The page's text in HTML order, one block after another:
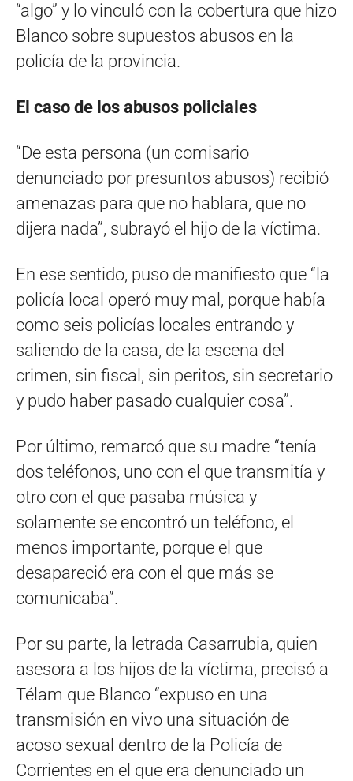
“algo” y lo vinculó con la cobertura que hizo
Blanco sobre supuestos abusos en la
policía de la provincia.
El caso de los abusos policiales
“De esta persona (un comisario
denunciado por presuntos abusos) recibió
amenazas para que no hablara, que no
dijera nada”, subrayó el hijo de la víctima.
En ese sentido, puso de manifiesto que “la
policía local operó muy mal, porque había
como seis policías locales entrando y
saliendo de la casa, de la escena del
crimen, sin fiscal, sin peritos, sin secretario
y pudo haber pasado cualquier cosa”.
Por último, remarcó que su madre “tenía
dos teléfonos, uno con el que transmitía y
otro con el que pasaba música y
solamente se encontró un teléfono, el
menos importante, porque el que
desapareció era con el que más se
comunicaba”.
Por su parte, la letrada Casarrubia, quien
asesora a los hijos de la víctima, precisó a
Télam que Blanco “expuso en una
transmisión en vivo una situación de
acoso sexual dentro de la Policía de
Corrientes en el que era denunciado un